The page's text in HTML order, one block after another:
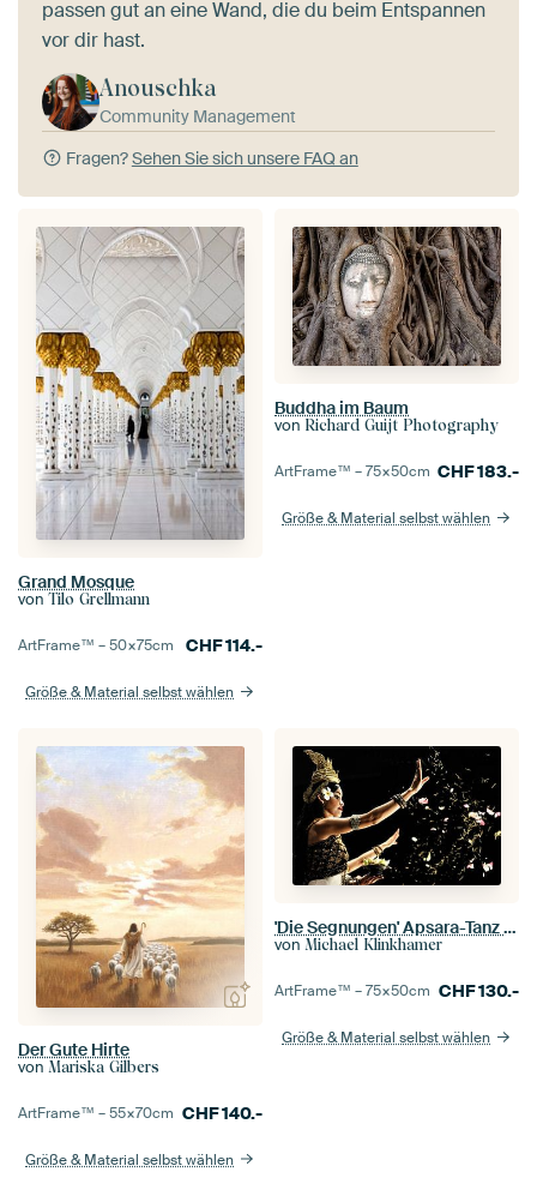
passen gut an eine Wand, die du beim Entspannen
vor dir hast.
Anouschka
Community Management
Fragen?Sehen Sie sich unsere FAQ an
Grand Mosque
von Tilo Grellmann
ArtFrame™ –50×75cm CHF114.-
Größe & Material selbst wählen
Buddha im Baum
von Richard Guijt Photography
ArtFrame™ –75×50cm CHF183.-
Größe & Material selbst wählen
Der Gute Hirte
von Mariska Gilbers
ArtFrame™ –55×70cm CHF140.-
Größe & Material selbst wählen
'Die Segnungen' Apsara-Tanz in Kambodscha.
von Michael Klinkhamer
ArtFrame™ –75×50cm CHF130.-
Größe & Material selbst wählen